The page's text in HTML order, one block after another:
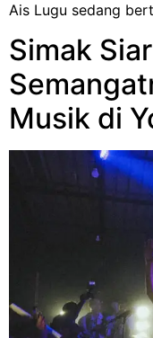
Ais Lugu sedang
Simak
Musik di